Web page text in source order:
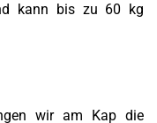
kann bis zu 60 kg
wir am Kap die